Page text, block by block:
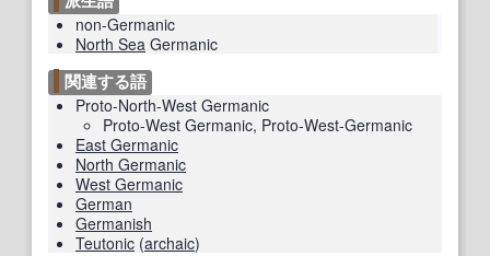
non-Germanic
North Sea Germanic
関連する語
Proto-North-West Germanic
Proto-West Germanic, Proto-West-Germanic
East Germanic
North Germanic
West Germanic
German
Germanish
Teutonic (archaic)